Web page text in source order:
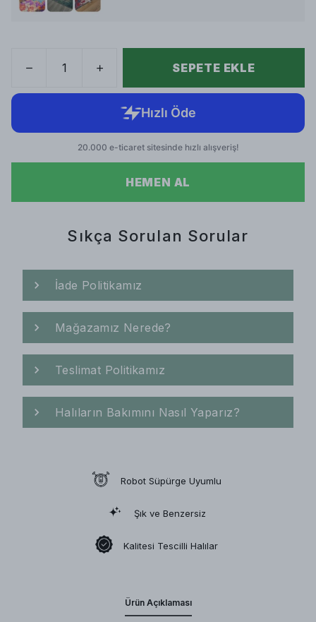
SEPETE EKLE
HEMEN AL
Sıkça Sorulan Sorular
İade Politikamız
Mağazamız Nerede?
Teslimat Politikamız
Halıların Bakımını Nasıl Yaparız?
Robot Süpürge Uyumlu
Şık ve Benzersiz
Kalitesi Tescilli Halılar
Ürün Açıklaması